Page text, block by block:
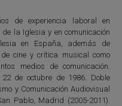
de experiencia laboral en
la Iglesia y en comunicación
en España, además de
cine y crítica musical como
medios de comunicación.
de octubre de 1986. Doble
y Comunicación Audiovisual
Pablo, Madrid (2005-2011).